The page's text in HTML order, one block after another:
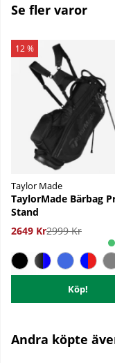
Se fler varor
12 %
Taylor Made
TaylorMade Bärbag
Stand
2649 Kr2999 Kr
Köp!
Andra köpte